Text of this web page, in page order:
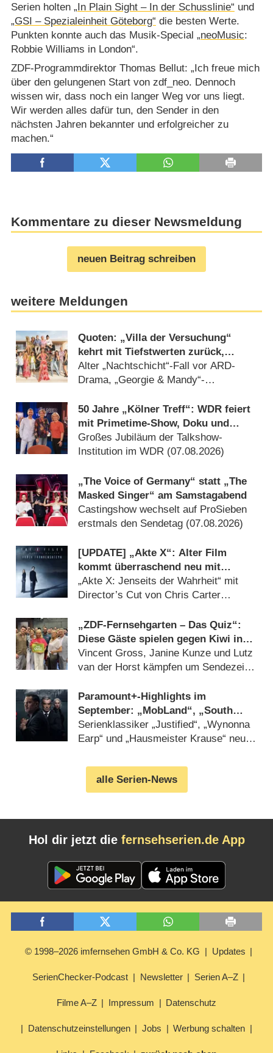
Serien holten „In Plain Sight – In der Schusslinie“ und
„GSI – Spezialeinheit Göteborg“ die besten Werte.
Punkten konnte auch das Musik-Special „neoMusic:
Robbie Williams in London“.
ZDF-Programmdirektor Thomas Bellut: „Ich freue mich
über den gelungenen Start von zdf_neo. Dennoch
wissen wir, dass noch ein langer Weg vor uns liegt.
Wir werden alles dafür tun, den Sender in den
nächsten Jahren bekannter und erfolgreicher zu
machen.“
Kommentare zu dieser Newsmeldung
neuen Beitrag schreiben
weitere Meldungen
Quoten: „Villa der Versuchung“
kehrt mit Tiefstwerten zurück,
„WWM“-Aufguss siegt bei Jung und
Alt
Alter „Nachtschicht“-Fall vor ARD-
Drama, „Georgie & Mandy“-
50 Jahre „Kölner Treff“: WDR feiert
mit Primetime-Show, Doku und
Rückblicken
Großes Jubiläum der Talkshow-
Institution im WDR (07.08.2026)
„The Voice of Germany“ statt „The
Masked Singer“ am Samstagabend
Castingshow wechselt auf ProSieben
erstmals den Sendetag (07.08.2026)
[UPDATE] „Akte X“: Alter Film
kommt überraschend neu mit
deutlich mehr Horror
„Akte X: Jenseits der Wahrheit“ mit
Director’s Cut von Chris Carter
„ZDF-Fernsehgarten – Das Quiz“:
Diese Gäste spielen gegen Kiwi in
der Sonderfolge am 9. August 2026
Vincent Gross, Janine Kunze und Lutz
van der Horst kämpfen um Sendezeit
Paramount+-Highlights im
September: „MobLand“, „South
Park“, „FBI“, „DOC“ und
„Farscape“
Serienklassiker „Justified“, „Wynonna
Earp“ und „Hausmeister Krause“ neu
alle Serien-News
Hol dir jetzt die fernsehserien.de App
© 1998–2026 imfernsehen GmbH & Co. KG Updates
SerienChecker-Podcast Newsletter Serien A–Z
Filme A–Z Impressum Datenschutz
Datenschutzeinstellungen Jobs Werbung schalten